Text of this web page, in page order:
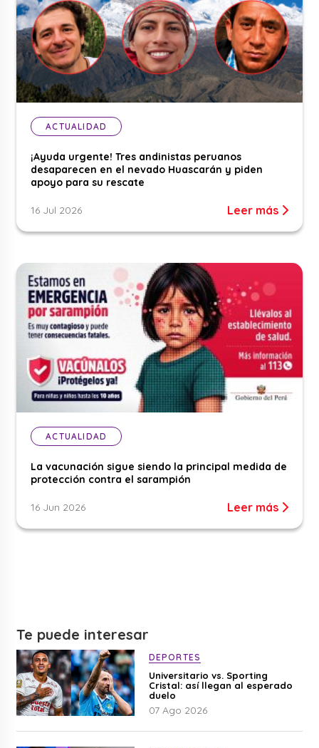
ACTUALIDAD
¡Ayuda urgente! Tres andinistas peruanos
desaparecen en el nevado Huascarán y piden
apoyo para su rescate
16 Jul 2026 Leer más
ACTUALIDAD
La vacunación sigue siendo la principal medida de
protección contra el sarampión
16 Jun 2026 Leer más
Te puede interesar
DEPORTES
Universitario vs. Sporting
Cristal: así llegan al esperado
duelo
07 Ago 2026